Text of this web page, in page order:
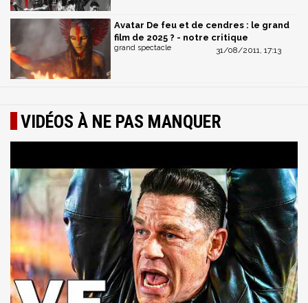
Avatar De feu et de cendres : le grand
film de 2025 ? - notre critique
31/08/2011, 17:13
grand spectacle
VIDÉOS À NE PAS MANQUER